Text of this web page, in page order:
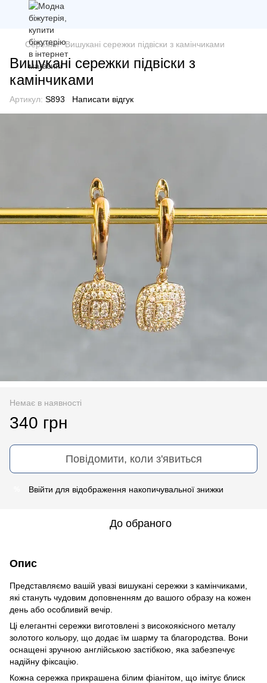
Сережки Вишукані сережки підвіски з камінчиками
Вишукані сережки підвіски з
камінчиками
Артикул: S893 Написати відгук
Немає в наявності
340 грн
Повідомити, коли з'явиться
Ввійти для відображення накопичувальної знижки
До обраного
Опис
Представляємо вашій увазі вишукані сережки з камінчиками,
які стануть чудовим доповненням до вашого образу на кожен
день або особливий вечір.
Ці елегантні сережки виготовлені з високоякісного металу
золотого кольору, що додає їм шарму та благородства. Вони
оснащені зручною англійською застібкою, яка забезпечує
надійну фіксацію.
Кожна сережка прикрашена білим фіанітом, що імітує блиск